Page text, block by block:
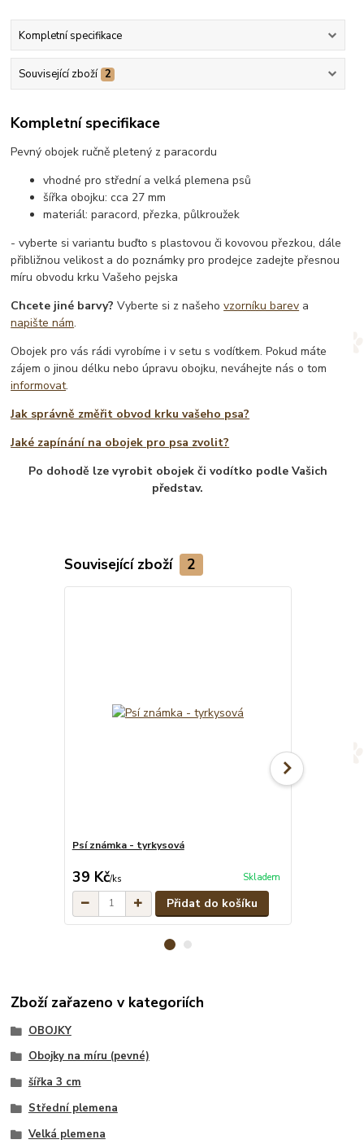
Kompletní specifikace
Související zboží 2
Kompletní specifikace
Pevný obojek ručně pletený z paracordu
vhodné pro střední a velká plemena psů
šířka obojku: cca 27 mm
materiál: paracord, přezka, půlkroužek
- vyberte si variantu buďto s plastovou či kovovou přezkou, dále
přibližnou velikost a do poznámky pro prodejce zadejte přesnou
míru obvodu krku Vašeho pejska
Chcete jiné barvy? Vyberte si z našehovzorníku barev a
napište nám.
Obojek pro vás rádi vyrobíme i v setu s vodítkem. Pokud máte
zájem o jinou délku nebo úpravu obojku, neváhejte nás o tom
informovat.
Jak správně změřit obvod krku vašeho psa?
Jaké zapínání na obojek pro psa zvolit?
Po dohodě lze vyrobit obojek či vodítko podle Vašich
představ.
Související zboží 2
Psí známka - tyrkysová
39 Kč/ks Skladem
Přidat do košíku
Zboží zařazeno v kategoriích
OBOJKY
Obojky na míru (pevné)
šířka 3 cm
Střední plemena
Velká plemena